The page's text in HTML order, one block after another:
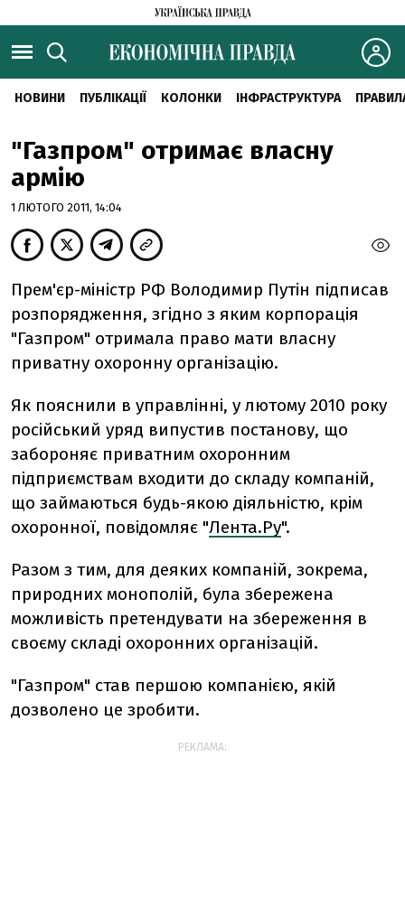
НОВИНИ ПУБЛІКАЦІЇ КОЛОНКИ ІНФРАСТРУКТУРА
"Газпром" отримає власну
армію
1 ЛЮТОГО 2011, 14:04
Прем'єр-міністр РФ Володимир Путін підписав
розпорядження, згідно з яким корпорація
"Газпром" отримала право мати власну
приватну охоронну організацію.
Як пояснили в управлінні, у лютому 2010 року
російський уряд випустив постанову, що
забороняє приватним охоронним
підприємствам входити до складу компаній,
що займаються будь-якою діяльністю, крім
охоронної, повідомляє "Лента.Ру".
Разом з тим, для деяких компаній, зокрема,
природних монополій, була збережена
можливість претендувати на збереження в
своєму складі охоронних організацій.
"Газпром" став першою компанією, якій
дозволено це зробити.
РЕКЛАМА: